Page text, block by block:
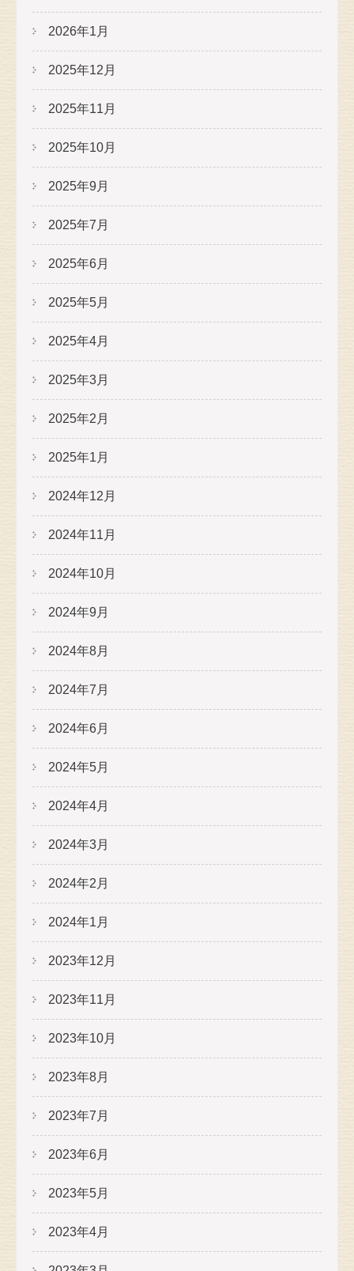
2026年1月
2025年12月
2025年11月
2025年10月
2025年9月
2025年7月
2025年6月
2025年5月
2025年4月
2025年3月
2025年2月
2025年1月
2024年12月
2024年11月
2024年10月
2024年9月
2024年8月
2024年7月
2024年6月
2024年5月
2024年4月
2024年3月
2024年2月
2024年1月
2023年12月
2023年11月
2023年10月
2023年8月
2023年7月
2023年6月
2023年5月
2023年4月